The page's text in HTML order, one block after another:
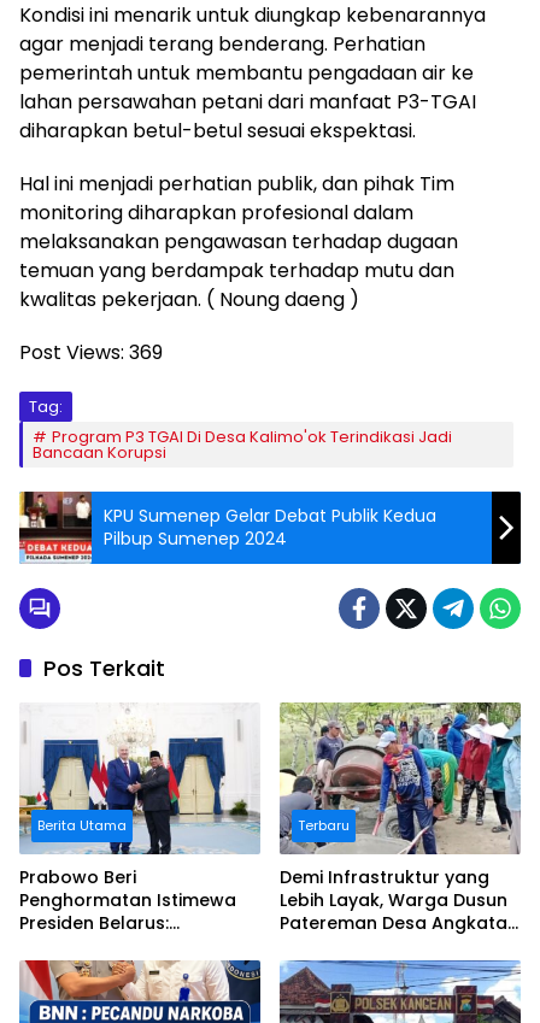
Kondisi ini menarik untuk diungkap kebenarannya
agar menjadi terang benderang. Perhatian
pemerintah untuk membantu pengadaan air ke
lahan persawahan petani dari manfaat P3-TGAI
diharapkan betul-betul sesuai ekspektasi.
Hal ini menjadi perhatian publik, dan pihak Tim
monitoring diharapkan profesional dalam
melaksanakan pengawasan terhadap dugaan
temuan yang berdampak terhadap mutu dan
kwalitas pekerjaan. ( Noung daeng )
Post Views: 369
Tag:
Program P3 TGAI Di Desa Kalimo'ok Terindikasi Jadi
Bancaan Korupsi
KPU Sumenep Gelar Debat Publik Kedua
Pilbup Sumenep 2024
Pos Terkait
Berita Utama
Prabowo Beri
Penghormatan Istimewa
Presiden Belarus:
Negara
Terbaru
Demi Infrastruktur yang
Lebih Layak, Warga Dusun
Patereman Desa Angkatan
Jalan Rusak